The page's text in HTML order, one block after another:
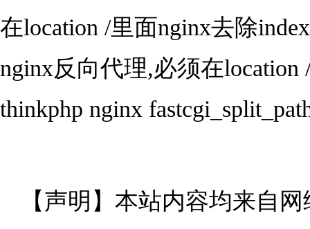
在location /里面nginx去除
nginx反向代理,必须在location
thinkphp nginx
【声明】本站内容均来自